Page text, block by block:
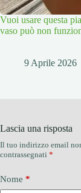
Vuoi usare questa
vaso può non
9 Aprile 2026
Lascia una risposta
Il tuo indirizzo email
contrassegnati *
Nome *